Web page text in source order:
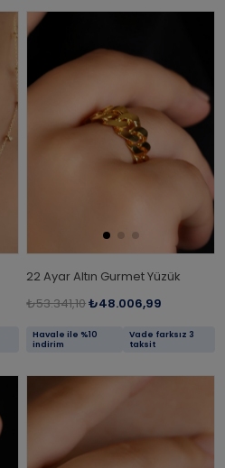
22 Ayar Altın Gurmet Yüzük
₺53.341,10₺48.006,99
Havale ile %10
indirim
Vade farksız 3
taksit